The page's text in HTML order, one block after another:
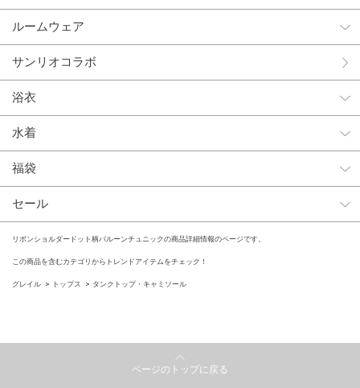
ルームウェア
サンリオコラボ
浴衣
水着
福袋
セール
リボンショルダードット柄バルーンチュニックの商品詳細情報のページです。
この商品を含むカテゴリからトレンドアイテムをチェック！
グレイル トップス タンクトップ・キャミソール
ページのトップに戻る